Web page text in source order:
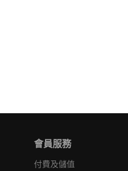
會員服務
付費及儲值